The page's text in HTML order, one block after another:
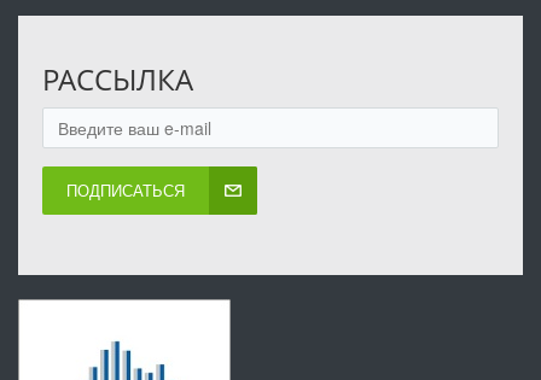
РАССЫЛКА
ПОДПИСАТЬСЯ